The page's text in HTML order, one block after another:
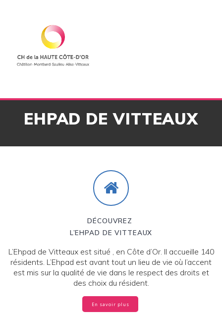
EHPAD DE VITTEAUX
DÉCOUVREZ
L’EHPAD DE VITTEAUX
L’Ehpad de Vitteaux est situé , en Côte d’Or. Il accueille 140
résidents. L’Ehpad est avant tout un lieu de vie où l’accent
est mis sur la qualité de vie dans le respect des droits et
des choix du résident.
En savoir plus